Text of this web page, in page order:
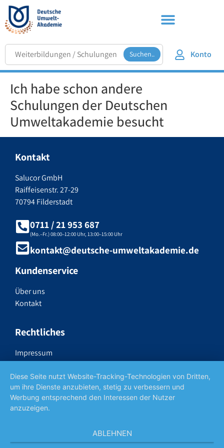
Suchen.. Konto
Ich habe schon andere
Schulungen der Deutschen
Umweltakademie besucht
Kontakt
Salucor GmbH
Raiffeisenstr. 27-29
70794 Filderstadt
0711 / 21 953 687
(Mo.–Fr.) 08:00–12:00 Uhr, 13:00–15:00 Uhr
kontakt@deutsche-umweltakademie.de
Kundenservice
Über uns
Kontakt
Rechtliches
Impressum
Datenschutzerklärung
Widerrufsrecht
AGB
Diese Seite nutzt Website-Tracking-Technologien von Dritten,
um ihre Dienste anzubieten, stetig zu verbessern und
Werbung entsprechend den Interessen der Nutzer
anzuzeigen.
ABLEHNEN